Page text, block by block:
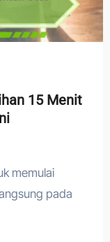
15 Menit
pada